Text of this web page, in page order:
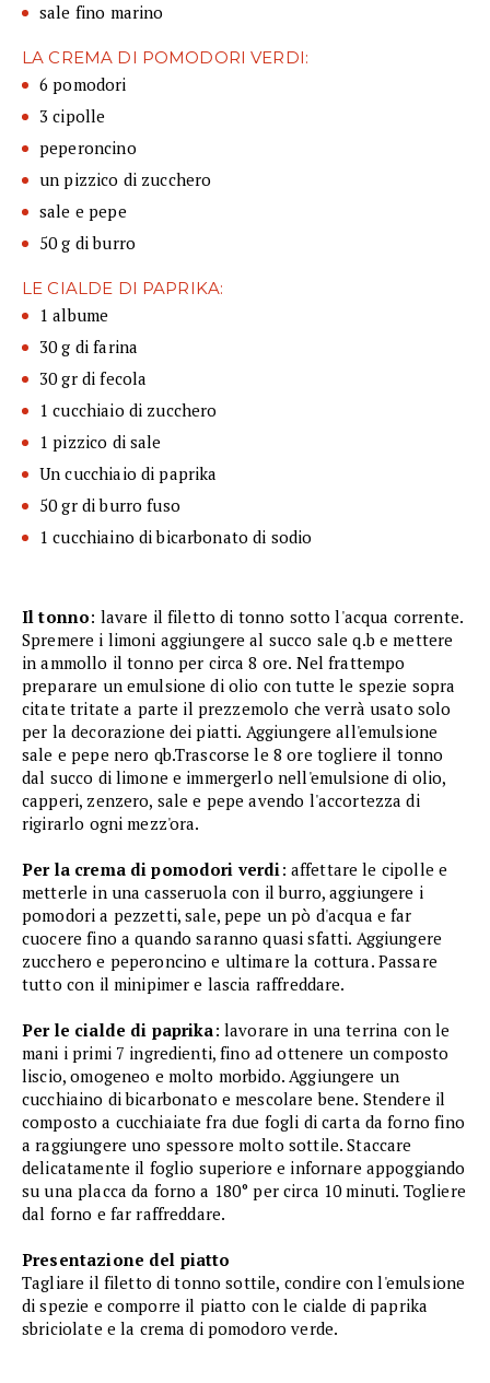
sale fino marino
LA CREMA DI POMODORI VERDI:
6 pomodori
3 cipolle
peperoncino
un pizzico di zucchero
sale e pepe
50 g di burro
LE CIALDE DI PAPRIKA:
1 albume
30 g di farina
30 gr di fecola
1 cucchiaio di zucchero
1 pizzico di sale
Un cucchiaio di paprika
50 gr di burro fuso
1 cucchiaino di bicarbonato di sodio
Il tonno: lavare il filetto di tonno sotto l'acqua corrente.
Spremere i limoni aggiungere al succo sale q.b e mettere
in ammollo il tonno per circa 8 ore. Nel frattempo
preparare un emulsione di olio con tutte le spezie sopra
citate tritate a parte il prezzemolo che verrà usato solo
per la decorazione dei piatti. Aggiungere all'emulsione
sale e pepe nero qb.Trascorse le 8 ore togliere il tonno
dal succo di limone e immergerlo nell'emulsione di olio,
capperi, zenzero, sale e pepe avendo l'accortezza di
rigirarlo ogni mezz'ora.
Per la crema di pomodori verdi: affettare le cipolle e
metterle in una casseruola con il burro, aggiungere i
pomodori a pezzetti, sale, pepe un pò d'acqua e far
cuocere fino a quando saranno quasi sfatti. Aggiungere
zucchero e peperoncino e ultimare la cottura. Passare
tutto con il minipimer e lascia raffreddare.
Per le cialde di paprika: lavorare in una terrina con le
mani i primi 7 ingredienti, fino ad ottenere un composto
liscio, omogeneo e molto morbido. Aggiungere un
cucchiaino di bicarbonato e mescolare bene. Stendere il
composto a cucchiaiate fra due fogli di carta da forno fino
a raggiungere uno spessore molto sottile. Staccare
delicatamente il foglio superiore e infornare appoggiando
su una placca da forno a 180° per circa 10 minuti. Togliere
dal forno e far raffreddare.
Presentazione del piatto
Tagliare il filetto di tonno sottile, condire con l'emulsione
di spezie e comporre il piatto con le cialde di paprika
sbriciolate e la crema di pomodoro verde.